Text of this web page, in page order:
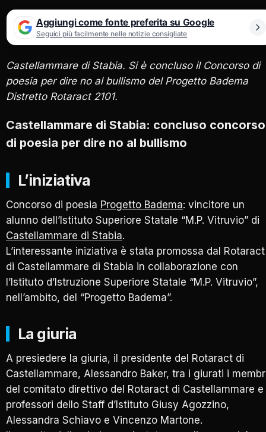
Aggiungi come fonte preferita su Google
Seguici più facilmente nelle notizie consigliate
Castellammare di Stabia. Si è concluso il Concorso di
poesia per dire no al bullismo del Progetto Badema
Distretto Rotaract 2101.
Castellammare di Stabia: concluso concorso
di poesia per dire no al bullismo
L’iniziativa
Concorso di poesia Progetto Badema: vincitore un
alunno dell’Istituto Superiore Statale “M.P. Vitruvio” di
Castellammare di Stabia.
L’interessante iniziativa è stata promossa dal Rotaract
di Castellammare di Stabia in collaborazione con
l’Istituto d’Istruzione Superiore Statale “M.P. Vitruvio”,
nell’ambito, del “Progetto Badema”.
La giuria
A presiedere la giuria, il presidente del Rotaract di
Castellammare, Alessandro Baker, tra i giurati i
del comitato direttivo del Rotaract di Castellammare e
professori dello Staff d’Istituto Giusy Agozzino,
Alessandra Schiavo e Vincenzo Martone.